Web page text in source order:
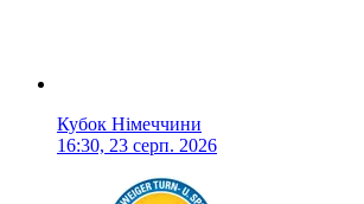
Кубок Німеччини
16:30, 23 серп. 2026